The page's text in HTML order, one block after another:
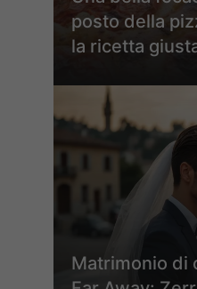
posto della
la ricetta
Matrimonio di